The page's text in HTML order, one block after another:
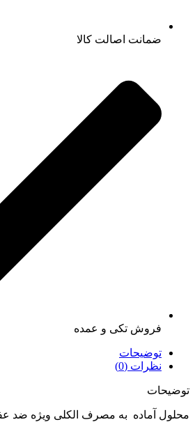
ضمانت اصالت کالا
فروش تکی و عمده
توضیحات
نظرات (0)
توضیحات
محلول آماده به مصرف الکلی ویژه ضد